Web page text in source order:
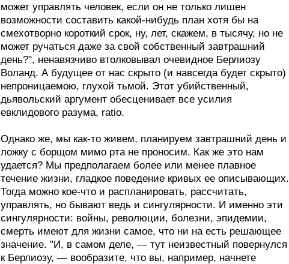
может управлять человек, если он не только лишен
возможности составить какой-нибудь план хотя бы на
смехотворно короткий срок, ну, лет, скажем, в тысячу, но не
может ручаться даже за свой собственный завтрашний
день?", ненавязчиво втолковывал очевидное Берлиозу
Воланд. А будущее от нас скрыто (и навсегда будет скрыто)
непроницаемою, глухой тьмой. Этот убийственный,
дьявольский аргумент обесценивает все усилия
евклидового разума, ratio.
Однако же, мы как-то живем, планируем завтрашний день и
ложку с борщом мимо рта не проносим. Как же это нам
удается? Мы предполагаем более или менее плавное
течение жизни, гладкое поведение кривых ее описывающих.
Тогда можно кое-что и распланировать, рассчитать,
управлять, но бывают ведь и сингулярности. И именно эти
сингулярности: войны, революции, болезни, эпидемии,
смерть имеют для жизни самое, что ни на есть решающее
значение. "И, в самом деле, — тут неизвестный повернулся
к Берлиозу, — вообразите, что вы, например, начнете